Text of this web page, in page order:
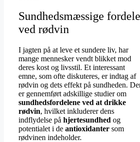
Sundhedsmæssige fordele
ved rødvin
I jagten på at leve et sundere liv, har
mange mennesker vendt blikket mod
deres kost og livsstil. Et interessant
emne, som ofte diskuteres, er indtag af
rødvin og dets effekt på sundheden.
er gennemført adskillige studier om
sundhedsfordelene ved at drikke
rødvin, hvilket inkluderer dens
indflydelse på hjertesundhed og
potentialet i de antioxidanter som
rødvinen indeholder.